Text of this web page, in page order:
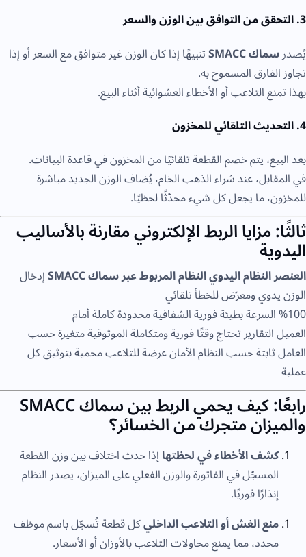
3. التحقق من التوافق بين الوزن والسعر
يُصدرسماك SMACC
تنبيهًا إذا كان الوزن غير متوافق مع السعر أو إذا
تجاوز الفارق المسموح به.
بهذا تمنع التلاعب أو الأخطاء العشوائية أثناء البيع.
4. التحديث التلقائي للمخزون
بعد البيع، يتم خصم القطعة تلقائيًا من المخزون في قاعدة البيانات.
في المقابل، عند شراء الذهب الخام، يُضاف الوزن الجديد مباشرة
للمخزون، ما يجعل كل شيء محدّثًا لحظيًا.
ثالثًا: مزايا الربط الإلكتروني مقارنة بالأساليب
اليدوية
العنصرالنظام اليدويالنظام المربوط عبر سماك SMACC
إدخال
الوزن يدوي ومعرّض للخطأ تلقائي
100% السرعة بطيئة فورية الشفافية محدودة كاملة أمام
العميل التقارير تحتاج وقتًا فورية ومتكاملة الموثوقية متغيرة حسب
العامل ثابتة حسب النظام الأمان عرضة للتلاعب محمية بتوثيق كل
عملية
رابعًا: كيف يحمي الربط بين سماك SMACC
والميزان متجرك من الخسائر؟
كشف الأخطاء في لحظتهاإذا حدث اختلاف بين وزن القطعة
المسجّل في الفاتورة والوزن الفعلي على الميزان، يصدر النظام
إنذارًا فوريًا.
منع الغش أو التلاعب الداخليكل قطعة تُسجّل باسم موظف
محدد، مما يمنع محاولات التلاعب بالأوزان أو الأسعار.